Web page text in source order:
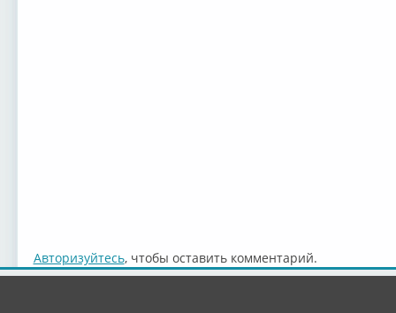
Авторизуйтесь, чтобы оставить комментарий.